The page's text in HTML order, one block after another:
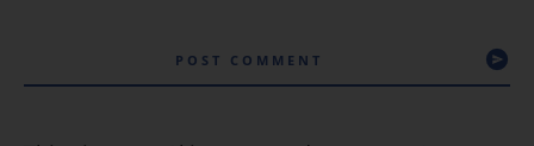
POST COMMENT